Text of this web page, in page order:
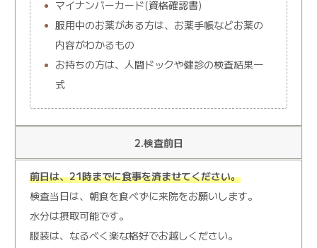
マイナンバーカード(資格確認書)
服用中のお薬がある方は、お薬手帳などお薬の
内容がわかるもの
お持ちの方は、人間ドックや健診の検査結果一
式
2.検査前日
前日は、21時までに食事を済ませてください。
検査当日は、朝食を食べずに来院をお願いします。
水分は摂取可能です。
服装は、なるべく楽な格好でお越しください。